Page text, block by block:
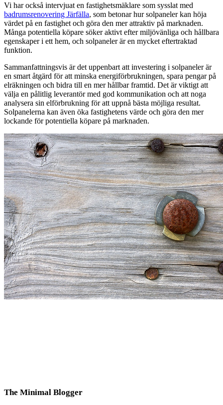
Vi har också intervjuat en fastighetsmäklare som sysslat med
badrumsrenovering Järfälla, som betonar hur solpaneler kan höja
värdet på en fastighet och göra den mer attraktiv på marknaden.
Många potentiella köpare söker aktivt efter miljövänliga och hållbara
egenskaper i ett hem, och solpaneler är en mycket eftertraktad
funktion.
Sammanfattningsvis är det uppenbart att investering i solpaneler är
en smart åtgärd för att minska energiförbrukningen, spara pengar på
elräkningen och bidra till en mer hållbar framtid. Det är viktigt att
välja en pålitlig leverantör med god kommunikation och att noga
analysera sin elförbrukning för att uppnå bästa möjliga resultat.
Solpanelerna kan även öka fastighetens värde och göra den mer
lockande för potentiella köpare på marknaden.
The Minimal Blogger